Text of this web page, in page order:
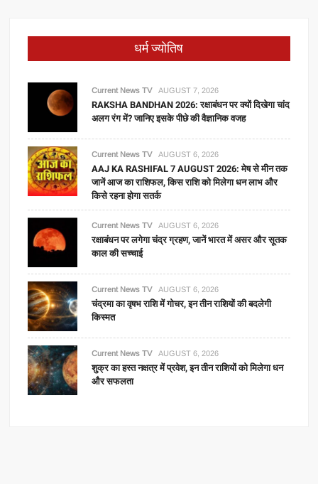
धर्म ज्योतिष
Current News TV AUGUST 7, 2026
RAKSHA BANDHAN 2026: रक्षाबंधन पर क्यों दिखेगा चांद
अलग रंग में? जानिए इसके पीछे की वैज्ञानिक वजह
Current News TV AUGUST 6, 2026
AAJ KA RASHIFAL 7 AUGUST 2026: मेष से मीन तक
जानें आज का राशिफल, किस राशि को मिलेगा धन लाभ और
किसे रहना होगा सतर्क
Current News TV AUGUST 6, 2026
रक्षाबंधन पर लगेगा चंद्र ग्रहण, जानें भारत में असर और सूतक
काल की सच्चाई
Current News TV AUGUST 6, 2026
चंद्रमा का वृषभ राशि में गोचर, इन तीन राशियों की बदलेगी
किस्मत
Current News TV AUGUST 6, 2026
शुक्र का हस्त नक्षत्र में प्रवेश, इन तीन राशियों को मिलेगा धन
और सफलता